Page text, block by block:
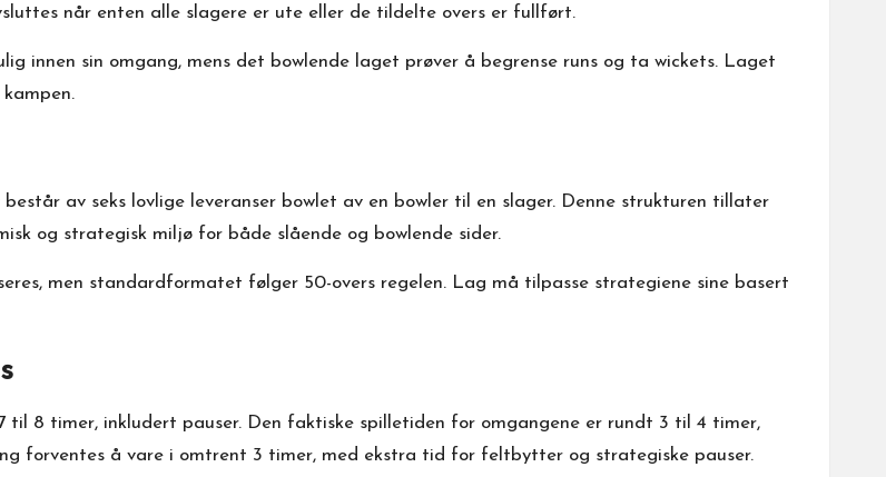
når enten alle slagere er ute eller de tildelte overs er fullført.
innen sin omgang, mens det bowlende laget prøver å begrense runs og ta wickets. Laget
av seks lovlige leveranser bowlet av en bowler til en slager. Denne strukturen tillater
og strategisk miljø for både slående og bowlende sider.
men standardformatet følger 50-overs regelen. Lag må tilpasse strategiene sine basert
8 timer, inkludert pauser. Den faktiske spilletiden for omgangene er rundt 3 til 4 timer,
forventes å vare i omtrent 3 timer, med ekstra tid for feltbytter og strategiske pauser.